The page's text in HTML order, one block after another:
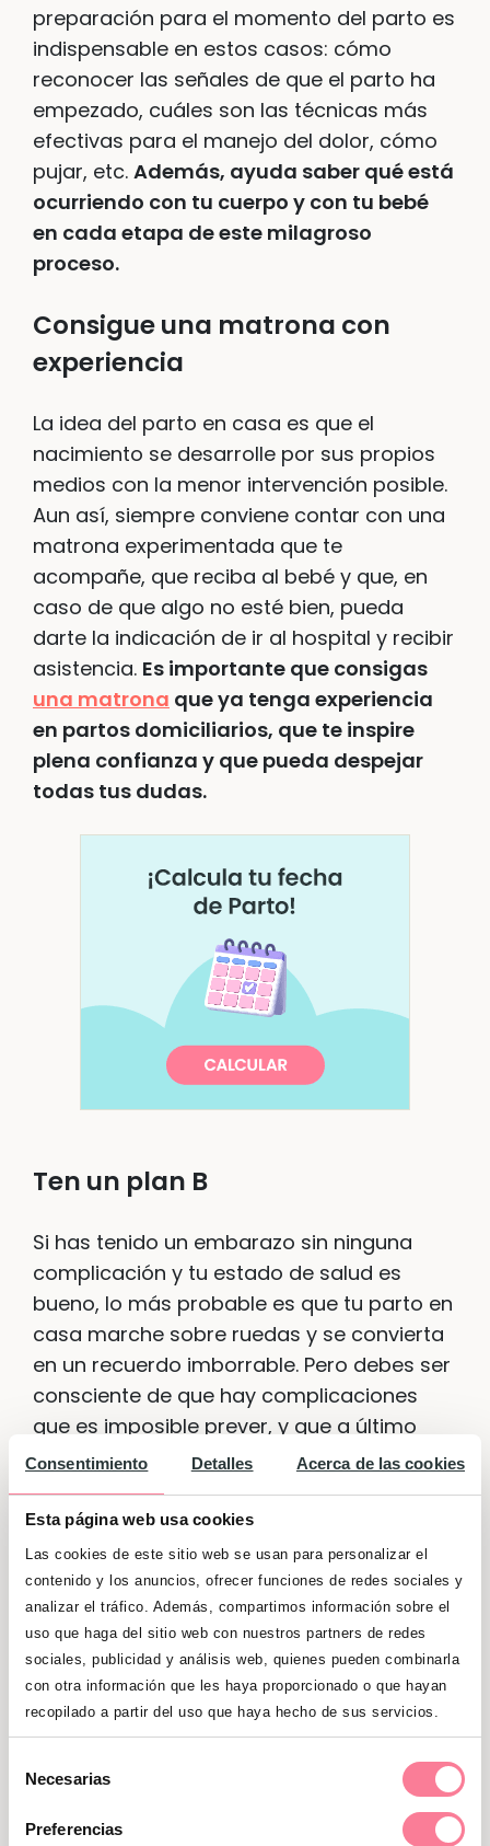
Consentimiento Detalles Acerca de las cookies
Esta página web usa cookies
Las cookies de este sitio web se usan para personalizar el
contenido y los anuncios, ofrecer funciones de redes sociales y
analizar el tráfico. Además, compartimos información sobre el
uso que haga del sitio web con nuestros partners de redes
sociales, publicidad y análisis web, quienes pueden combinarla
con otra información que les haya proporcionado o que hayan
recopilado a partir del uso que haya hecho de sus servicios.
Necesarias
Preferencias
preparación para el momento del parto es
indispensable en estos casos: cómo
reconocer las señales de que el parto ha
empezado, cuáles son las técnicas más
efectivas para el manejo del dolor, cómo
pujar, etc. Además, ayuda saber qué está
ocurriendo con tu cuerpo y con tu bebé
en cada etapa de este milagroso
proceso.
Consigue una matrona con
experiencia
La idea del parto en casa es que el
nacimiento se desarrolle por sus propios
medios con la menor intervención posible.
Aun así, siempre conviene contar con una
matrona experimentada que te
acompañe, que reciba al bebé y que, en
caso de que algo no esté bien, pueda
darte la indicación de ir al hospital y recibir
asistencia. Es importante que consigas
una matrona que ya tenga experiencia
en partos domiciliarios, que te inspire
plena confianza y que pueda despejar
todas tus dudas.
Ten un plan B
Si has tenido un embarazo sin ninguna
complicación y tu estado de salud es
bueno, lo más probable es que tu parto en
casa marche sobre ruedas y se convierta
en un recuerdo imborrable. Pero debes ser
consciente de que hay complicaciones
que es imposible prever, y que a último
momento podría ser necesario trasladarte
–o trasladar al bebé recién nacido- a un
hospital. Averigua cuál es la institución
más cercana a tu domicilio y asegúrate
de poder llegar a tiempo en caso de que
haga falta.
Crea el espacio adecuado en
casa
Por otro lado el dar a luz en la comodidad
del hogar es una tendencia en aumento
¿Cómo puedes ambientar y preparar la